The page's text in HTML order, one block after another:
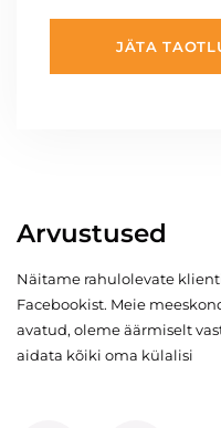
JÄTA
Arvustused
Näitame rahulolevate
Facebookist. Meie
avatud, oleme äärmiselt
aidata kõiki oma külalisi